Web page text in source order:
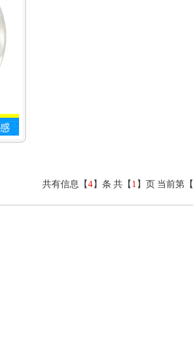
共有信息【4】条 共【 1 】页 当前第【